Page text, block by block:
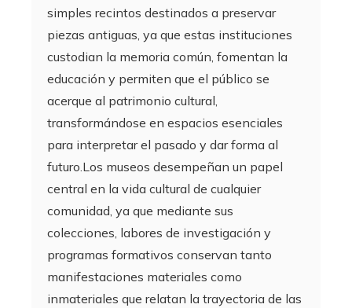
simples recintos destinados a preservar
piezas antiguas, ya que estas instituciones
custodian la memoria común, fomentan la
educación y permiten que el público se
acerque al patrimonio cultural,
transformándose en espacios esenciales
para interpretar el pasado y dar forma al
futuro.Los museos desempeñan un papel
central en la vida cultural de cualquier
comunidad, ya que mediante sus
colecciones, labores de investigación y
programas formativos conservan tanto
manifestaciones materiales como
inmateriales que relatan la trayectoria de las